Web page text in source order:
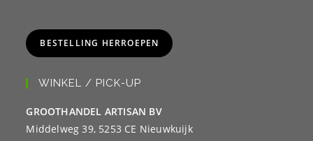
BESTELLING HERROEPEN
WINKEL / PICK-UP
GROOTHANDEL ARTISAN BV
Middelweg 39, 5253 CE Nieuwkuijk